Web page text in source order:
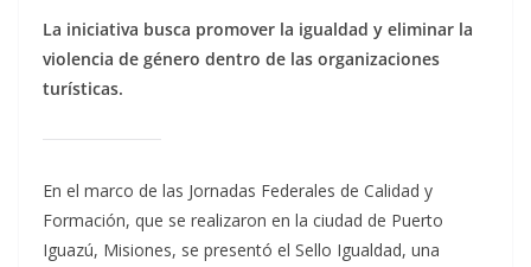
La iniciativa busca promover la igualdad y eliminar la
violencia de género dentro de las organizaciones
turísticas.
En el marco de las Jornadas Federales de Calidad y
Formación, que se realizaron en la ciudad de Puerto
Iguazú, Misiones, se presentó el Sello Igualdad, una